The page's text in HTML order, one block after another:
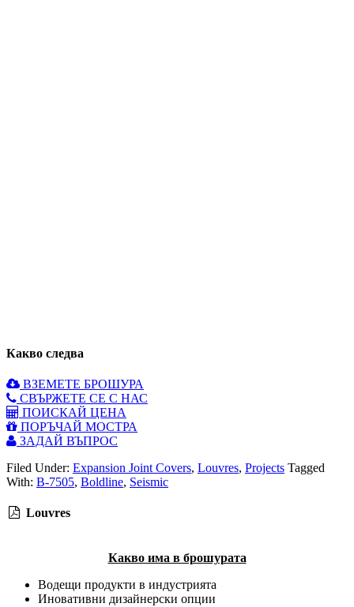
Какво следва
ВЗЕМЕТЕ БРОШУРА
СВЪРЖЕТЕ СЕ С НАС
ПОИСКАЙ ЦЕНА
ПОРЪЧАЙ МОСТРА
ЗАДАЙ ВЪПРОС
Filed Under: Expansion Joint Covers, Louvres, Projects Tagged
With: B-7505, Boldline, Seismic
Louvres
Какво има в брошурата
Водещи продукти в индустрията
Иновативни дизайнерски опции